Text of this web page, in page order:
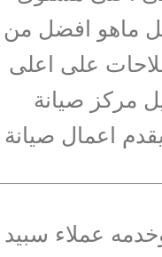
ماهو افضل من
على اعلى
مركز صيانة
اعمال صيانة
عملاء سبيد